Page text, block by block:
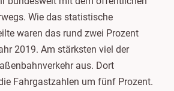
Wie das statistische
waren das rund zwei Prozent
2019. Am stärksten viel der
aus. Dort
Fahrgastzahlen um fünf Prozent.